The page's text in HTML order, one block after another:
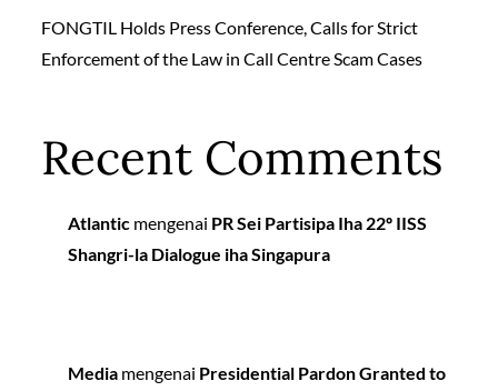
FONGTIL Holds Press Conference, Calls for Strict
Enforcement of the Law in Call Centre Scam Cases
Recent Comments
Atlantic mengenai PR Sei Partisipa Iha 22º IISS
Shangri-la Dialogue iha Singapura
Media mengenai Presidential Pardon Granted to